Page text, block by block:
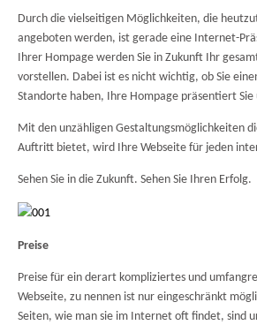
Durch die vielseitigen Möglichkeiten, die
angeboten werden, ist gerade eine Internet-
Ihrer Hompage werden Sie in Zukunft Ihr
vorstellen. Dabei ist es nicht wichtig, ob Sie
Standorte haben, Ihre Hompage präsentiert Sie
Mit den unzähligen Gestaltungsmöglichkeiten
Auftritt bietet, wird Ihre Webseite für jeden
Sehen Sie in die Zukunft. Sehen Sie Ihren Erfolg.
Preise
Preise für ein derart kompliziertes und
Webseite, zu nennen ist nur eingeschränkt
Seiten, wie man sie im Internet oft findet, sind